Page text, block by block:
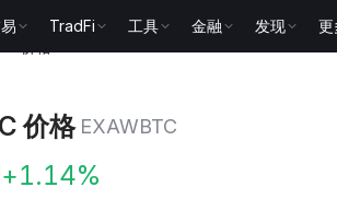
TradFi 工具 金融 发现 更
价格 EXAWBTC
+1.14%